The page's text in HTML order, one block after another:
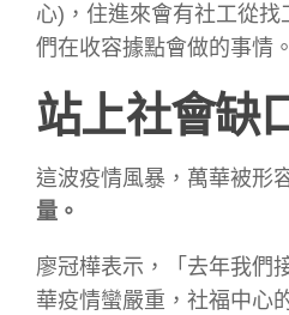
心)，住進來會有社工從
們在收容據點會做的事情。
站上社會缺
這波疫情風暴，萬華被形
量。
廖冠樺表示，「去年我們
華疫情蠻嚴重，社福中心